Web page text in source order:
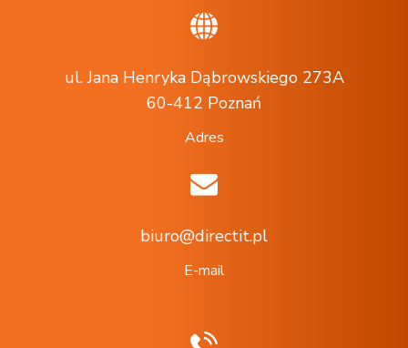
ul. Jana Henryka Dąbrowskiego 273A
60-412 Poznań
Adres
biuro@directit.pl
E-mail